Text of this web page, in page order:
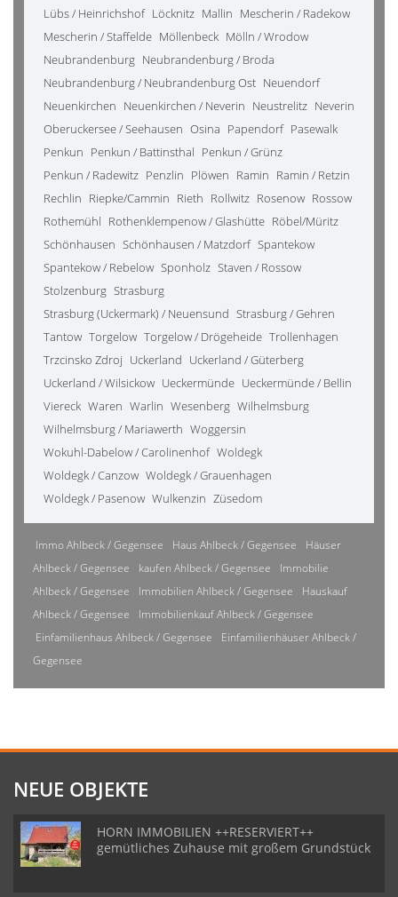
Lübs / Heinrichshof Löcknitz Mallin Mescherin / Radekow
Mescherin / Staffelde Möllenbeck Mölln / Wrodow
Neubrandenburg Neubrandenburg / Broda
Neubrandenburg / Neubrandenburg Ost Neuendorf
Neuenkirchen Neuenkirchen / Neverin Neustrelitz Neverin
Oberuckersee / Seehausen Osina Papendorf Pasewalk
Penkun Penkun / Battinsthal Penkun / Grünz
Penkun / Radewitz Penzlin Plöwen Ramin Ramin / Retzin
Rechlin Riepke/Cammin Rieth Rollwitz Rosenow Rossow
Rothemühl Rothenklempenow / Glashütte Röbel/Müritz
Schönhausen Schönhausen / Matzdorf Spantekow
Spantekow / Rebelow Sponholz Staven / Rossow
Stolzenburg Strasburg
Strasburg (Uckermark) / Neuensund Strasburg / Gehren
Tantow Torgelow Torgelow / Drögeheide Trollenhagen
Trzcinsko Zdroj Uckerland Uckerland / Güterberg
Uckerland / Wilsickow Ueckermünde Ueckermünde / Bellin
Viereck Waren Warlin Wesenberg Wilhelmsburg
Wilhelmsburg / Mariawerth Woggersin
Wokuhl-Dabelow / Carolinenhof Woldegk
Woldegk / Canzow Woldegk / Grauenhagen
Woldegk / Pasenow Wulkenzin Züsedom
Immo Ahlbeck / Gegensee Haus Ahlbeck / Gegensee
Häuser
Ahlbeck / Gegensee
kaufen Ahlbeck / Gegensee
Immobilie
Ahlbeck / Gegensee
Immobilien Ahlbeck / Gegensee
Hauskauf
Ahlbeck / Gegensee
Immobilienkauf Ahlbeck / Gegensee
Einfamilienhaus Ahlbeck / Gegensee
Einfamilienhäuser Ahlbeck /
Gegensee
NEUE OBJEKTE
HORN IMMOBILIEN ++RESERVIERT++
gemütliches Zuhause mit großem Grundstück